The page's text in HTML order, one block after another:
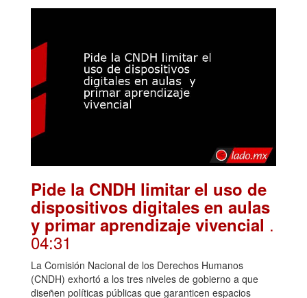
Pide la CNDH limitar el uso de
dispositivos digitales en aulas
y primar aprendizaje vivencial .
04:31
La Comisión Nacional de los Derechos Humanos
(CNDH) exhortó a los tres niveles de gobierno a que
diseñen políticas públicas que garanticen espacios